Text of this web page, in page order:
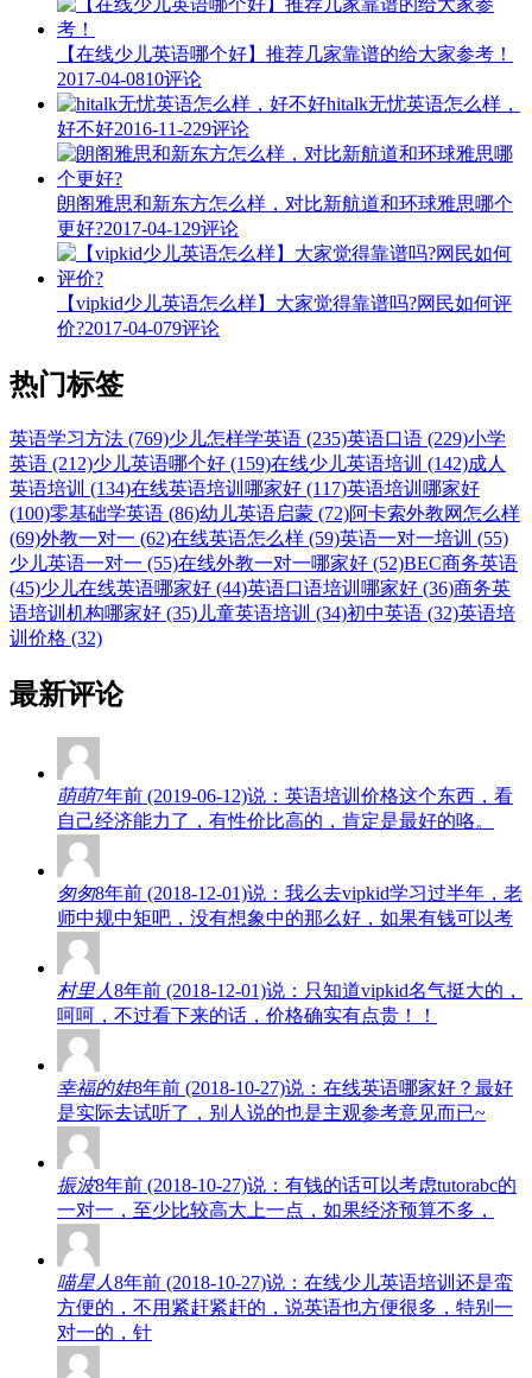
【在线少儿英语哪个好】推荐几家靠谱的给大家参考！
2017-04-0810评论
hitalk无忧英语怎么样，
好不好2016-11-229评论
朗阁雅思和新东方怎么样，对比新航道和环球雅思哪个
更好?2017-04-129评论
【vipkid少儿英语怎么样】大家觉得靠谱吗?网民如何评
价?2017-04-079评论
热门标签
英语学习方法 (769)少儿怎样学英语 (235)英语口语 (229)小学
英语 (212)少儿英语哪个好 (159)在线少儿英语培训 (142)成人
英语培训 (134)在线英语培训哪家好 (117)英语培训哪家好
(100)零基础学英语 (86)幼儿英语启蒙 (72)阿卡索外教网怎么样
(69)外教一对一 (62)在线英语怎么样 (59)英语一对一培训 (55)
少儿英语一对一 (55)在线外教一对一哪家好 (52)BEC商务英语
(45)少儿在线英语哪家好 (44)英语口语培训哪家好 (36)商务英
语培训机构哪家好 (35) 儿童英语培训 (34)初中英语 (32)英语培
训价格 (32)
最新评论
萌萌7年前 (2019-06-12)说：英语培训价格这个东西，看
自己经济能力了，有性价比高的，肯定是最好的咯。
匆匆8年前 (2018-12-01)说：我么去vipkid学习过半年，老
师中规中矩吧，没有想象中的那么好，如果有钱可以考
村里人8年前 (2018-12-01)说：只知道vipkid名气挺大的，
呵呵，不过看下来的话，价格确实有点贵！！
幸福的娃8年前 (2018-10-27)说：在线英语哪家好？最好
是实际去试听了，别人说的也是主观参考意见而已~
振波8年前 (2018-10-27)说：有钱的话可以考虑tutorabc的
一对一，至少比较高大上一点，如果经济预算不多，
喵星人8年前 (2018-10-27)说：在线少儿英语培训还是蛮
方便的，不用紧赶紧赶的，说英语也方便很多，特别一
对一的，针